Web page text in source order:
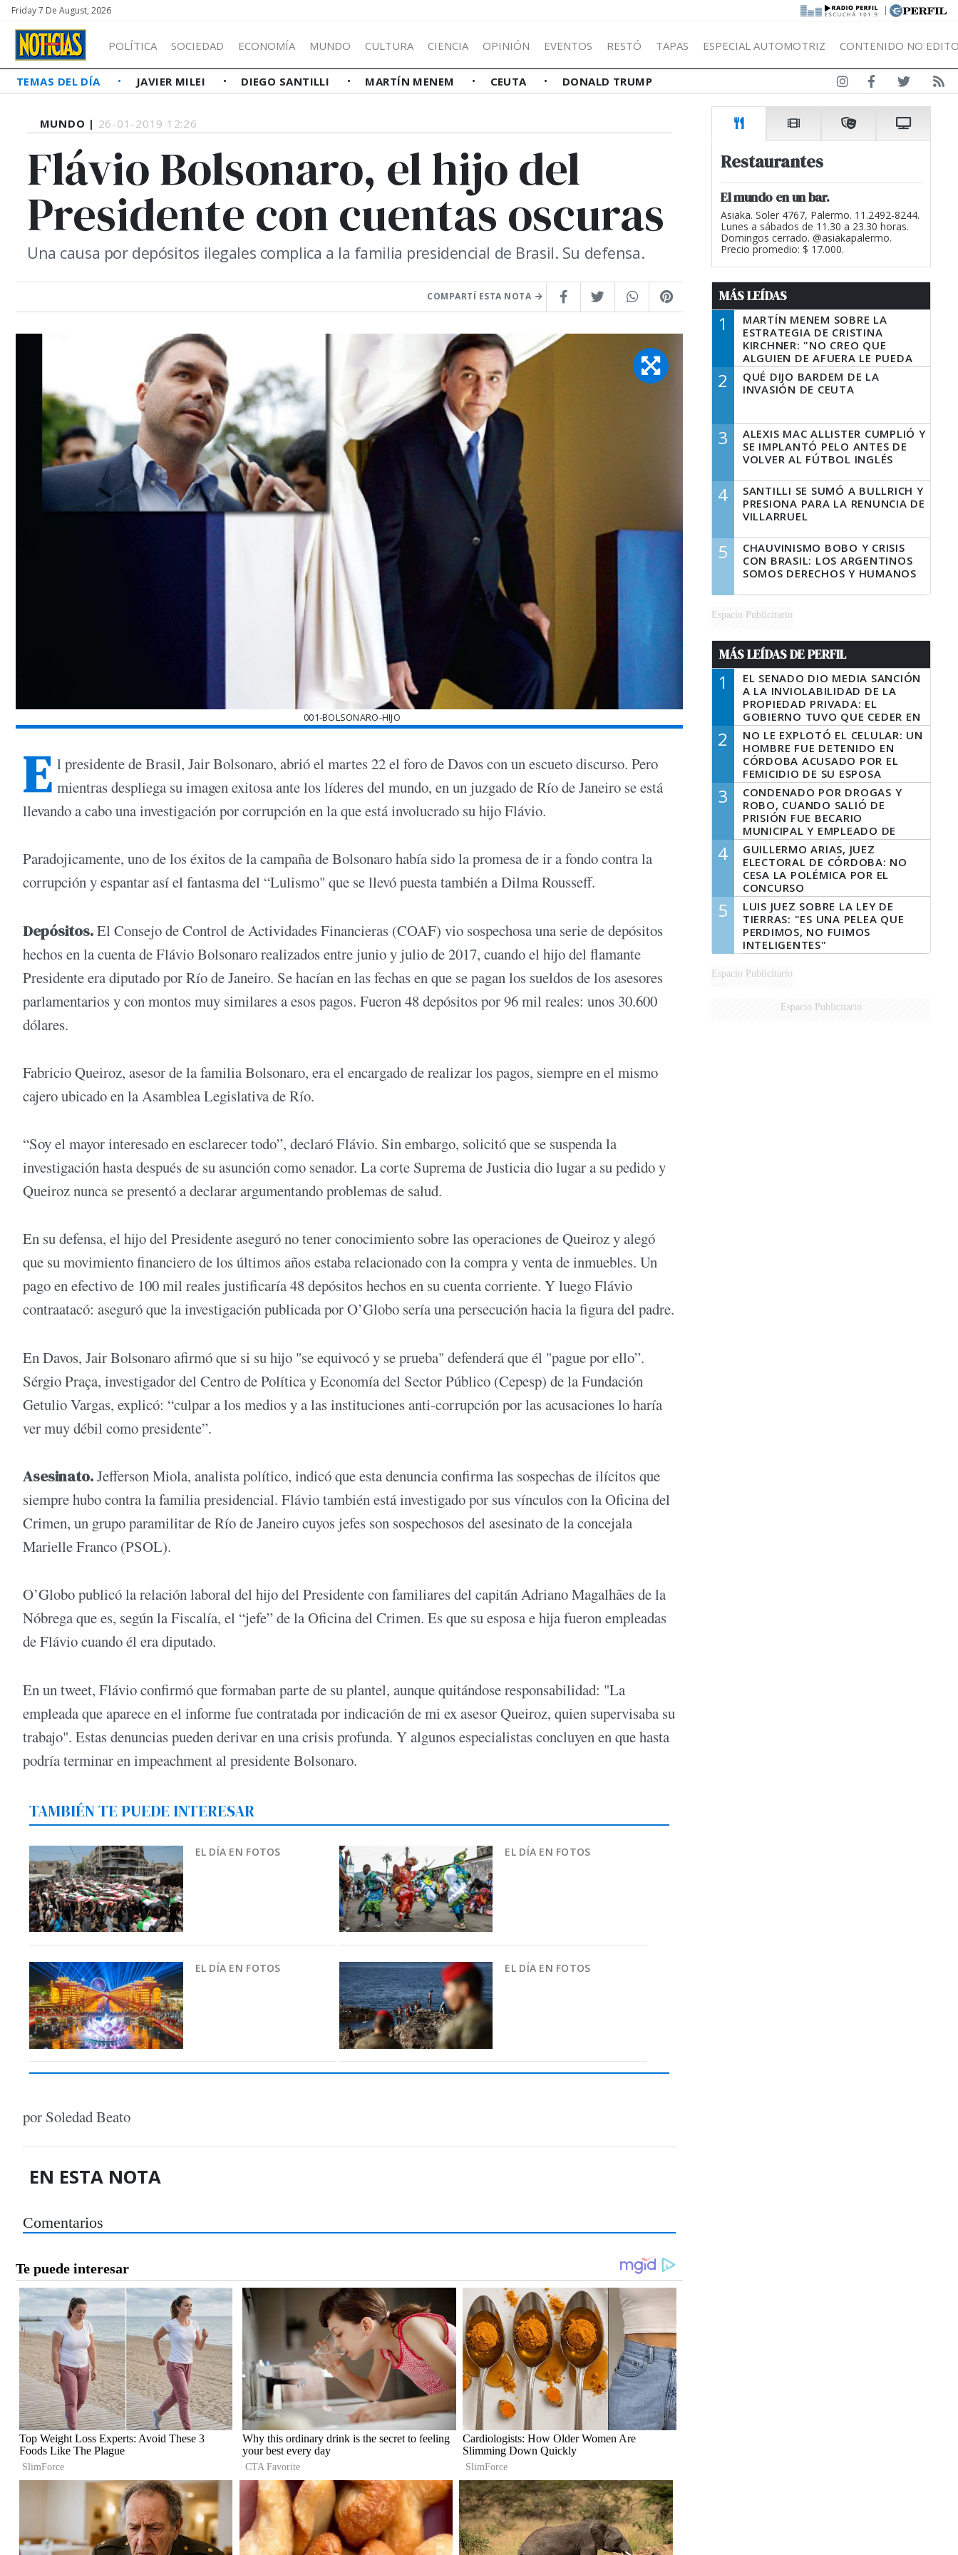
Friday 7 De August, 2026 |
POLÍTICA SOCIEDAD ECONOMÍA MUNDO CULTURA CIENCIA OPINIÓN EVENTOS RESTÓ TAPAS ESPECIAL AUTOMOTRIZ CONTENIDO NO
TEMAS DEL DÍA JAVIER MILEI DIEGO SANTILLI MARTÍN MENEM CEUTA DONALD TRUMP
MUNDO | 26-01-2019 12:26
Flávio Bolsonaro, el hijo del
Presidente con cuentas oscuras
Una causa por depósitos ilegales complica a la familia presidencial de Brasil. Su defensa.
COMPARTÍ ESTA NOTA
001-BOLSONARO-HIJO
E l presidente de Brasil, Jair Bolsonaro, abrió el martes 22 el foro de Davos con un escueto discurso. Pero
mientras despliega su imagen exitosa ante los líderes del mundo, en un juzgado de Río de Janeiro se está
llevando a cabo una investigación por corrupción en la que está involucrado su hijo Flávio.
Paradojicamente, uno de los éxitos de la campaña de Bolsonaro había sido la promesa de ir a fondo contra la
corrupción y espantar así el fantasma del “Lulismo" que se llevó puesta también a Dilma Rousseff.
Depósitos.El Consejo de Control de Actividades Financieras (COAF) vio sospechosa una serie de depósitos
hechos en la cuenta de Flávio Bolsonaro realizados entre junio y julio de 2017, cuando el hijo del flamante
Presidente era diputado por Río de Janeiro. Se hacían en las fechas en que se pagan los sueldos de los asesores
parlamentarios y con montos muy similares a esos pagos. Fueron 48 depósitos por 96 mil reales: unos 30.600
dólares.
Fabricio Queiroz, asesor de la familia Bolsonaro, era el encargado de realizar los pagos, siempre en el mismo
cajero ubicado en la Asamblea Legislativa de Río.
“Soy el mayor interesado en esclarecer todo”, declaró Flávio. Sin embargo, solicitó que se suspenda la
investigación hasta después de su asunción como senador. La corte Suprema de Justicia dio lugar a su pedido y
Queiroz nunca se presentó a declarar argumentando problemas de salud.
En su defensa, el hijo del Presidente aseguró no tener conocimiento sobre las operaciones de Queiroz y alegó
que su movimiento financiero de los últimos años estaba relacionado con la compra y venta de inmuebles. Un
pago en efectivo de 100 mil reales justificaría 48 depósitos hechos en su cuenta corriente. Y luego Flávio
contraatacó: aseguró que la investigación publicada por O’Globo sería una persecución hacia la figura del padre.
En Davos, Jair Bolsonaro afirmó que si su hijo "se equivocó y se prueba" defenderá que él "pague por ello”.
Sérgio Praça, investigador del Centro de Política y Economía del Sector Público (Cepesp) de la Fundación
Getulio Vargas, explicó: “culpar a los medios y a las instituciones anti-corrupción por las acusaciones lo haría
ver muy débil como presidente”.
Asesinato.Jefferson Miola, analista político, indicó que esta denuncia confirma las sospechas de ilícitos que
siempre hubo contra la familia presidencial. Flávio también está investigado por sus vínculos con la Oficina del
Crimen, un grupo paramilitar de Río de Janeiro cuyos jefes son sospechosos del asesinato de la concejala
Marielle Franco (PSOL).
O’Globo publicó la relación laboral del hijo del Presidente con familiares del capitán Adriano Magalhães de la
Nóbrega que es, según la Fiscalía, el “jefe” de la Oficina del Crimen. Es que su esposa e hija fueron empleadas
de Flávio cuando él era diputado.
En un tweet, Flávio confirmó que formaban parte de su plantel, aunque quitándose responsabilidad: "La
empleada que aparece en el informe fue contratada por indicación de mi ex asesor Queiroz, quien supervisaba su
trabajo". Estas denuncias pueden derivar en una crisis profunda. Y algunos especialistas concluyen en que hasta
podría terminar en impeachment al presidente Bolsonaro.
TAMBIÉN TE PUEDE INTERESAR
EL DÍA EN FOTOS EL DÍA EN FOTOS
EL DÍA EN FOTOS EL DÍA EN FOTOS
por Soledad Beato
EN ESTA NOTA
Comentarios
Restaurantes
El mundo en un bar.
Asiaka. Soler 4767, Palermo. 11.2492-8244.
Lunes a sábados de 11.30 a 23.30 horas.
Domingos cerrado. @asiakapalermo.
Precio promedio: $ 17.000.
MÁS LEÍDAS
1
MARTÍN MENEM SOBRE LA
ESTRATEGIA DE CRISTINA
KIRCHNER: "NO CREO QUE
ALGUIEN DE AFUERA LE PUEDA
DECIR A LA JUSTICIA LO QUE
TIENE QUE HACER"
2
QUÉ DIJO BARDEM DE LA
INVASIÓN DE CEUTA
3
ALEXIS MAC ALLISTER CUMPLIÓ Y
SE IMPLANTÓ PELO ANTES DE
VOLVER AL FÚTBOL INGLÉS
4
SANTILLI SE SUMÓ A BULLRICH Y
PRESIONA PARA LA RENUNCIA DE
VILLARRUEL
5
CHAUVINISMO BOBO Y CRISIS
CON BRASIL: LOS ARGENTINOS
SOMOS DERECHOS Y HUMANOS
Espacio Publicitario
MÁS LEÍDAS DE PERFIL
1
EL SENADO DIO MEDIA SANCIÓN
A LA INVIOLABILIDAD DE LA
PROPIEDAD PRIVADA: EL
GOBIERNO TUVO QUE CEDER EN
LA LEY DEL MANEJO DEL FUEGO
2
NO LE EXPLOTÓ EL CELULAR: UN
HOMBRE FUE DETENIDO EN
CÓRDOBA ACUSADO POR EL
FEMICIDIO DE SU ESPOSA
3
CONDENADO POR DROGAS Y
ROBO, CUANDO SALIÓ DE
PRISIÓN FUE BECARIO
MUNICIPAL Y EMPLEADO DE
SENAF
4
GUILLERMO ARIAS, JUEZ
ELECTORAL DE CÓRDOBA: NO
CESA LA POLÉMICA POR EL
CONCURSO
5
LUIS JUEZ SOBRE LA LEY DE
TIERRAS: "ES UNA PELEA QUE
PERDIMOS, NO FUIMOS
INTELIGENTES"
Espacio Publicitario
Espacio Publicitario